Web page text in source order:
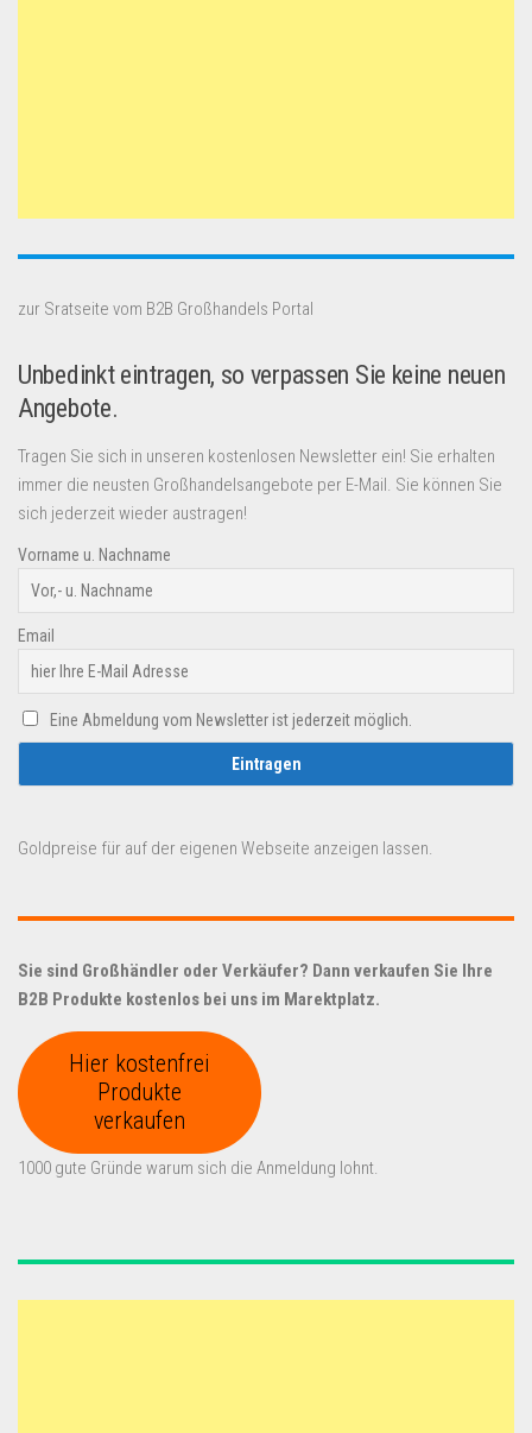
zur Sratseite vom B2B Großhandels Portal
Unbedinkt eintragen, so verpassen Sie keine neuen
Angebote.
Tragen Sie sich in unseren kostenlosen Newsletter ein! Sie erhalten
immer die neusten Großhandelsangebote per E-Mail. Sie können Sie
sich jederzeit wieder austragen!
Vorname u. Nachname
Email
Eine Abmeldung vom Newsletter ist jederzeit möglich.
Goldpreise für auf der eigenen Webseite anzeigen lassen.
Sie sind Großhändler oder Verkäufer? Dann verkaufen Sie Ihre
B2B Produkte kostenlos bei uns im Marektplatz.
Hier kostenfrei
Produkte
verkaufen
1000 gute Gründe warum sich die Anmeldung lohnt.